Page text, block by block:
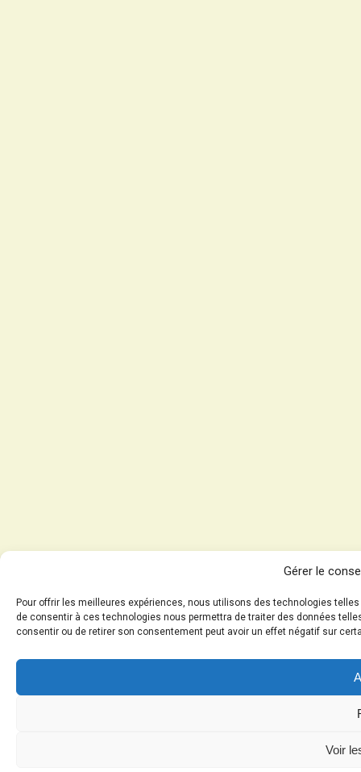
Gérer le
Pour offrir les meilleures expériences, nous utilisons des technologies
de consentir à ces technologies nous permettra de traiter des données
consentir ou de retirer son consentement peut avoir un effet négatif sur
Voir